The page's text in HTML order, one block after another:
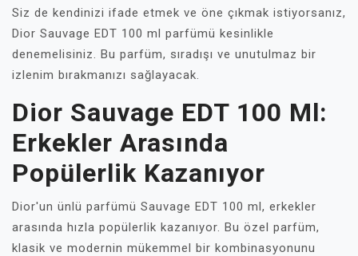
Siz de kendinizi ifade etmek ve öne çıkmak istiyorsanız,
Dior Sauvage EDT 100 ml parfümü kesinlikle
denemelisiniz. Bu parfüm, sıradışı ve unutulmaz bir
izlenim bırakmanızı sağlayacak.
Dior Sauvage EDT 100 Ml:
Erkekler Arasında
Popülerlik Kazanıyor
Dior'un ünlü parfümü Sauvage EDT 100 ml, erkekler
arasında hızla popülerlik kazanıyor. Bu özel parfüm,
klasik ve modernin mükemmel bir kombinasyonunu